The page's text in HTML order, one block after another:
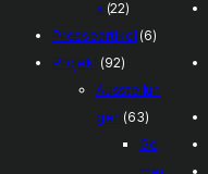
s (22)
Presseartikel (6)
Projekt(92)
Ausstellun
gen (63)
Ge